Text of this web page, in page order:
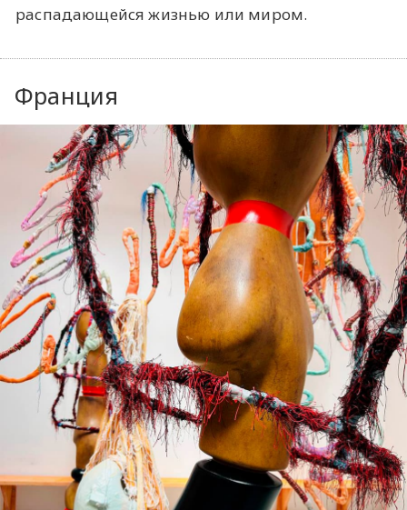
распадающейся жизнью или миром.
Франция